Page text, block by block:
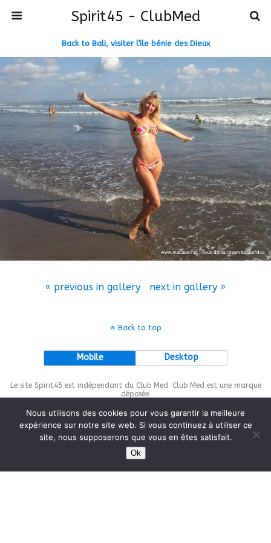
Spirit45 - ClubMed
Back to Bali, visiter l’ile bénie des Dieux
« previous in gallery next in gallery »
Back to top
Mobile Desktop
Le site Spirit45 est indépendant du Club Med. Club Med est une marque
déposée.
This site is protected bywp-copyrightpro.com
Nous utilisons des cookies pour vous garantir la meilleure
expérience sur notre site web. Si vous continuez à utiliser ce
site, nous supposerons que vous en êtes satisfait.
Ok